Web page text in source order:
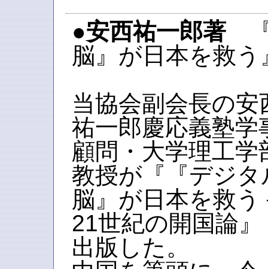
●安西祐一郎著
脳』が日本を救う
当協会副会長の安
祐一郎慶応義塾学
顧問・大学理工学
教授が『『デジタ
脳』が日本を救う
21世紀の開国論
出版した。